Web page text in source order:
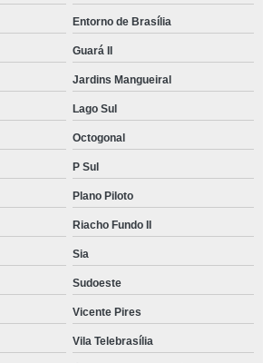
Entorno de Brasília
Guará II
Jardins Mangueiral
Lago Sul
Octogonal
P Sul
Plano Piloto
Riacho Fundo II
Sia
Sudoeste
Vicente Pires
Vila Telebrasília